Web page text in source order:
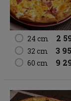
24 cm 2
32 cm 3
60 cm 9